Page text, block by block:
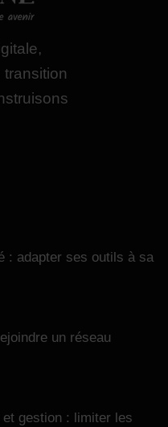
: adapter ses outils à sa
un réseau
gestion : limiter les